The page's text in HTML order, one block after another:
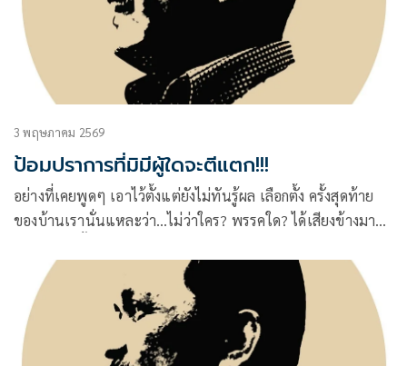
3 พฤษภาคม 2569
ป้อมปราการที่มิมีผู้ใดจะตีแตก!!!
อย่างที่เคยพูดๆ เอาไว้ตั้งแต่ยังไม่ทันรู้ผล เลือกตั้ง ครั้งสุดท้าย
ของบ้านเรานั่นแหละว่า…ไม่ว่าใคร? พรรคใด? ได้เสียงข้างมาก
ตายห่า